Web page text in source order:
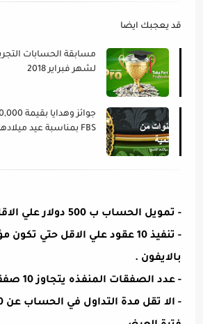
قد يعجبك ايضا
لشهر فبراير 2018
FBS بمناسبة عيد ميلادها التاسع
- تمويل الحساب ب 500 دولار علي الاقل .
- تنفيذ 10 عقود علي الاقل حتي
بالايفون .
- عدد الصفقات المنفذه يتجاوز 10 صفقات .